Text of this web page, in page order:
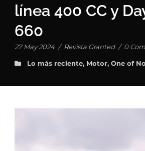
línea 400 CC y
660
27 May 2024 / Revista Granted / 0
Lo más reciente, Motor, One of